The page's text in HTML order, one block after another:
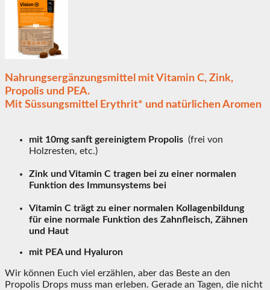
Nahrungsergänzungsmittel mit Vitamin C, Zink,
Propolis und PEA.
Mit Süssungsmittel Erythrit* und natürlichen Aromen
mit 10mg sanft gereinigtem Propolis (frei von
Holzresten, etc.)
Zink und Vitamin C tragen bei zu einer normalen
Funktion des Immunsystems bei
Vitamin C trägt zu einer normalen Kollagenbildung
für eine normale Funktion des Zahnfleisch, Zähnen
und Haut
mit PEA und Hyaluron
Wir können Euch viel erzählen, aber das Beste an den
Propolis Drops muss man erleben. Gerade an Tagen, die nicht